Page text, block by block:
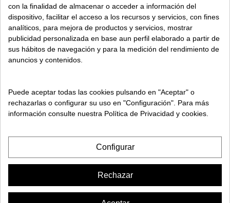
SOBRE VYTRIA
con la finalidad de almacenar o acceder a información del
dispositivo, facilitar el acceso a los recursos y servicios, con fines
analíticos, para mejora de productos y servicios, mostrar
publicidad personalizada en base aun perfil elaborado a partir de
sus hábitos de navegación y para la medición del rendimiento de
anuncios y contenidos.
Puede aceptar todas las cookies pulsando en "Aceptar" o
rechazarlas o configurar su uso en "Configuración". Para más
información consulte nuestra Política de Privacidad y cookies.
Configurar
Rechazar